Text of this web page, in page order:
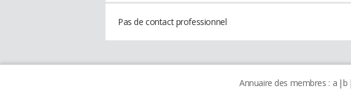
Pas de contact professionnel
Annuaire des membres : a b